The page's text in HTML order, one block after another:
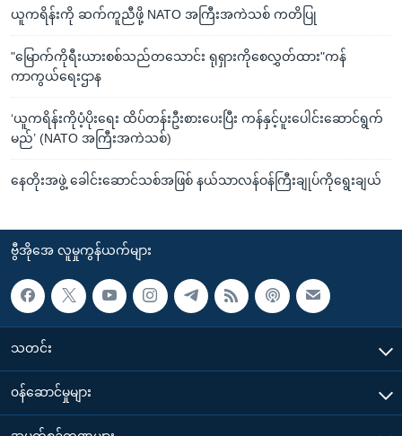
ယူကရိန်းကို ဆက်ကူညီဖို့ NATO အကြီးအကဲသစ် ကတိပြု
"မြောက်ကိုရီးယားစစ်သည်တသောင်း ရုရှားကိုစေလွှတ်ထား"ကန်
ကာကွယ်ရေးဌာန
‘ယူကရိန်းကိုပံ့ပိုးရေး ထိပ်တန်းဦးစားပေးပြီး ကန်နှင့်ပူးပေါင်းဆောင်ရွက်
မည်’ (NATO အကြီးအကဲသစ်)
နေတိုးအဖွဲ့ ခေါင်းဆောင်သစ်အဖြစ် နယ်သာလန်ဝန်ကြီးချုပ်ကိုရွေးချယ်
ဗွီအိုအေ လူမှုကွန်ယက်များ
သတင်း
၀န်ဆောင်မှုများ